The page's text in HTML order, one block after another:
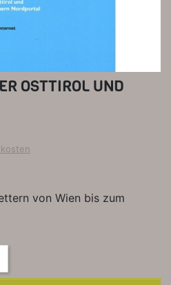
OSTTIROL UND
von Wien bis zum